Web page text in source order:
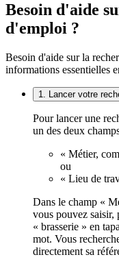
Besoin d'aide
d'emploi ?
Besoin d'aide sur la
informations essentielles
1. Lancer votre
Pour lancer une
un des deux
« Métier,
ou
« Lieu de
Dans le champ «
vous pouvez saisir,
« brasserie » en
mot. Vous
directement sa